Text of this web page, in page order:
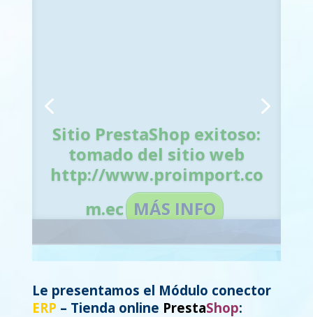
Sitio PrestaShop exitoso:
tomado del sitio web
http://www.proimport.co
MÁS INFO
Sitio PrestaShop exitoso:
tomado del sitio web
http://www.proimport.co
m.ec MÁS INFO
Le presentamos el Módulo conector
ERP – Tienda online PrestaShop: